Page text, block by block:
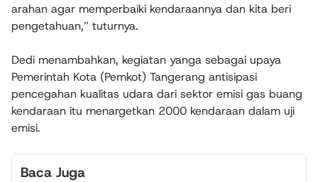
arahan agar memperbaiki kendaraannya dan kita beri
pengetahuan,” tuturnya.
Dedi menambahkan, kegiatan yanga sebagai upaya
Pemerintah Kota (Pemkot) Tangerang antisipasi
pencegahan kualitas udara dari sektor emisi gas buang
kendaraan itu menargetkan 2000 kendaraan dalam uji
emisi.
Baca Juga